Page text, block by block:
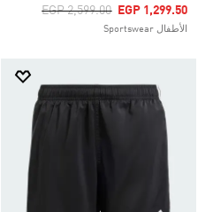
Price Reduced From
EGP 2,599.00ToEGP 1,299.50
الأطفال Sportswear